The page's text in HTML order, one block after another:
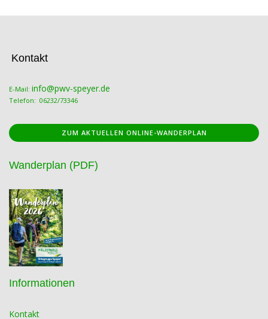
Kontakt
E-Mail: info@pwv-speyer.de
Telefon: 06232/73346
ZUM AKTUELLEN ONLINE-WANDERPLAN
Wanderplan (PDF)
Informationen
Kontakt